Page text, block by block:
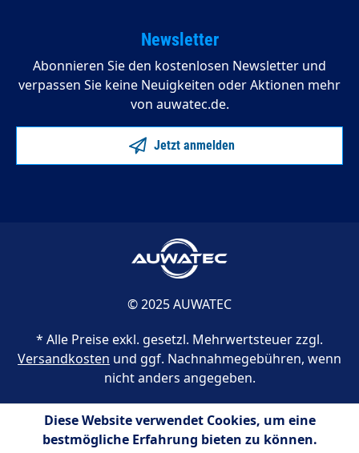
Newsletter
Abonnieren Sie den kostenlosen Newsletter und
verpassen Sie keine Neuigkeiten oder Aktionen mehr
von auwatec.de.
Jetzt anmelden
© 2025 AUWATEC
* Alle Preise exkl. gesetzl. Mehrwertsteuer zzgl.
Versandkosten und ggf. Nachnahmegebühren, wenn
nicht anders angegeben.
Diese Website verwendet Cookies, um eine
bestmögliche Erfahrung bieten zu können.